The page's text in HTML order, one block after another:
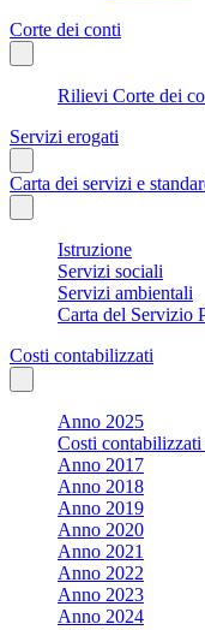
Corte dei conti
Rilievi Corte dei
Servizi erogati
Carta dei servizi e
Istruzione
Servizi sociali
Servizi ambientali
Carta del Servizio
Costi contabilizzati
Anno 2025
Costi
Anno 2017
Anno 2018
Anno 2019
Anno 2020
Anno 2021
Anno 2022
Anno 2023
Anno 2024